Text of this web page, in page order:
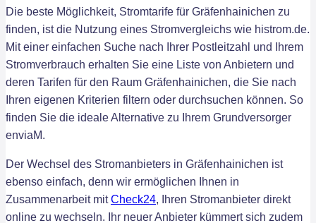
Die beste Möglichkeit, Stromtarife für Gräfenhainichen zu
finden, ist die Nutzung eines Stromvergleichs wie histrom.de.
Mit einer einfachen Suche nach Ihrer Postleitzahl und Ihrem
Stromverbrauch erhalten Sie eine Liste von Anbietern und
deren Tarifen für den Raum Gräfenhainichen, die Sie nach
Ihren eigenen Kriterien filtern oder durchsuchen können. So
finden Sie die ideale Alternative zu Ihrem Grundversorger
enviaM.
Der Wechsel des Stromanbieters in Gräfenhainichen ist
ebenso einfach, denn wir ermöglichen Ihnen in
Zusammenarbeit mitCheck24, Ihren Stromanbieter direkt
online zu wechseln. Ihr neuer Anbieter kümmert sich zudem